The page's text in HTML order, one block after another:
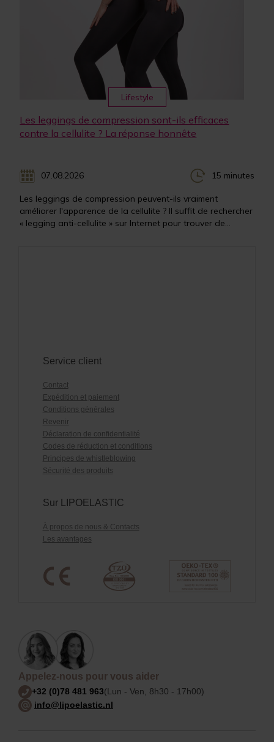
Lifestyle
Les leggings de compression sont-ils efficaces
contre la cellulite ? La réponse honnête
07.08.2026 15 minutes
Les leggings de compression peuvent-ils vraiment
améliorer l'apparence de la cellulite ? Il suffit de rechercher
« legging anti-cellulite » sur Internet pour trouver de...
Service client
Contact
Expédition et paiement
Conditions générales
Revenir
Déclaration de confidentialité
Codes de réduction et conditions
Principes de whistleblowing
Sécurité des produits
Sur LIPOELASTIC
À propos de nous & Contacts
Les avantages
Appelez-nous pour vous aider
+32 (0)78 481 963(Lun - Ven, 8h30 - 17h00)
info@lipoelastic.nl